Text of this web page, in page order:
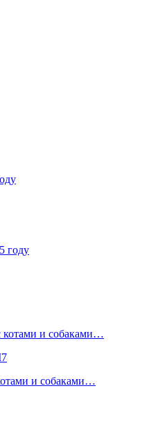
году
котами и собаками…
и собаками…